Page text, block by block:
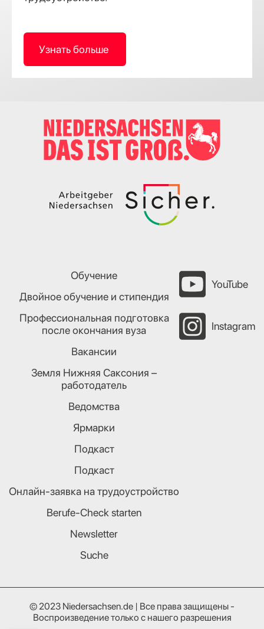
Узнать больше
Обучение
Двойное обучение и стипендия
Профессиональная подготовка
после окончания вуза
Вакансии
Земля Нижняя Саксония –
работодатель
Ведомства
Ярмарки
Подкаст
Подкаст
Онлайн-заявка на трудоустройство
Berufe-Check starten
Newsletter
Suche
YouTube
Instagram
© 2023 Niedersachsen.de | Все права защищены -
Воспроизведение только с нашего разрешения